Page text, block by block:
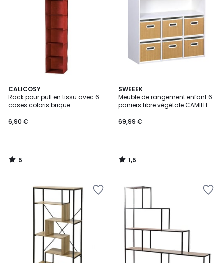
CALICOSY
Rack pour pull en tissu avec 6
cases coloris brique
6,90 €
5
/
5
5
/
SWEEEK
Meuble de rangement enfant 6
paniers fibre végétale CAMILLE
69,99 €
1,5
/
5
1,5
/